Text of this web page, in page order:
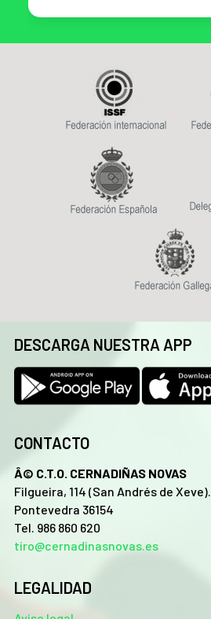
DESCARGA NUESTRA APP
CONTACTO
Â© C.T.O. CERNADIÑAS NOVAS
Filgueira, 114 (San Andrés de Xeve).
Pontevedra 36154
Tel. 986 860 620
tiro@cernadinasnovas.es
LEGALIDAD